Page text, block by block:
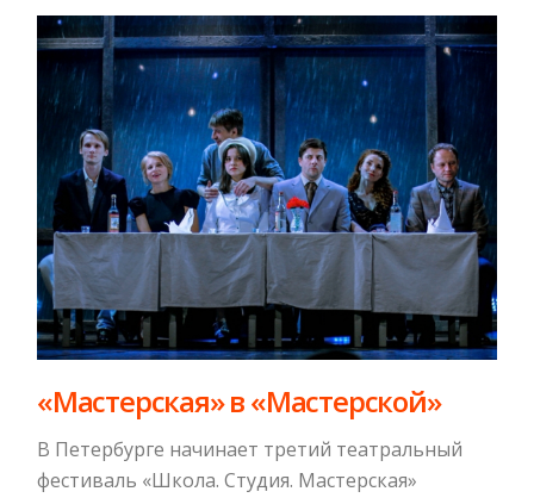
«Мастерская» в «Мастерской»
В Петербурге начинает третий театральный
фестиваль «Школа. Студия. Мастерская»